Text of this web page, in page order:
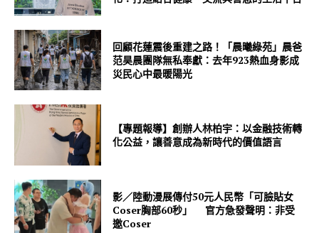
回顧花蓮震後重建之路！「晨曦綠苑」晨爸
范昊晨團隊無私奉獻：去年923熱血身影成
災民心中最暖陽光
【專題報導】創辦人林柏宇：以金融技術轉
化公益，讓善意成為新時代的價值語言
影／陸動漫展傳付50元人民幣「可臉貼女
Coser胸部60秒」 官方急發聲明：非受
邀Coser